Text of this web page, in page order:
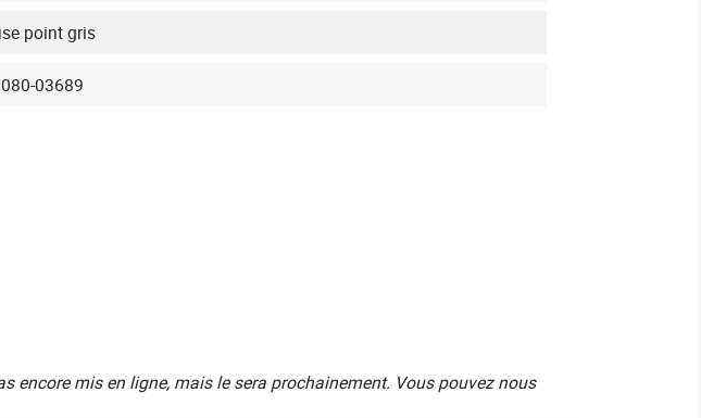
point gris
03689
encore mis en ligne, mais le sera prochainement. Vous pouvez nous